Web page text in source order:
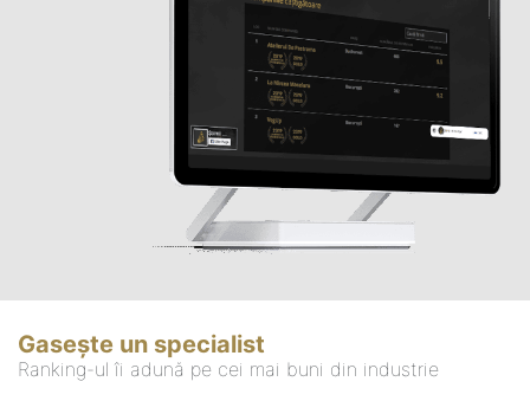
Gasește un specialist
Ranking-ul îi adună pe cei mai buni din industrie